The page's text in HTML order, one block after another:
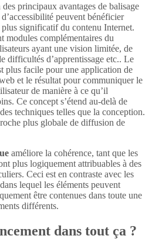
des principaux avantages de balisage
peuvent bénéficier
plus significatif du contenu Internet.
modules complémentaires du
ayant une vision limitée, de
difficultés d’apprentissage etc.. Le
plus facile pour une application de
et le résultat pour communiquer le
de manière à ce qu’il
Ce concept s’étend au-delà de
techniques telles que la conception.
plus globale de diffusion de
améliore la cohérence, tant que les
plus logiquement attribuables à des
Ceci est en contraste avec les
lequel les éléments peuvent
être contenues dans toute une
différents.
dans tout ça ?